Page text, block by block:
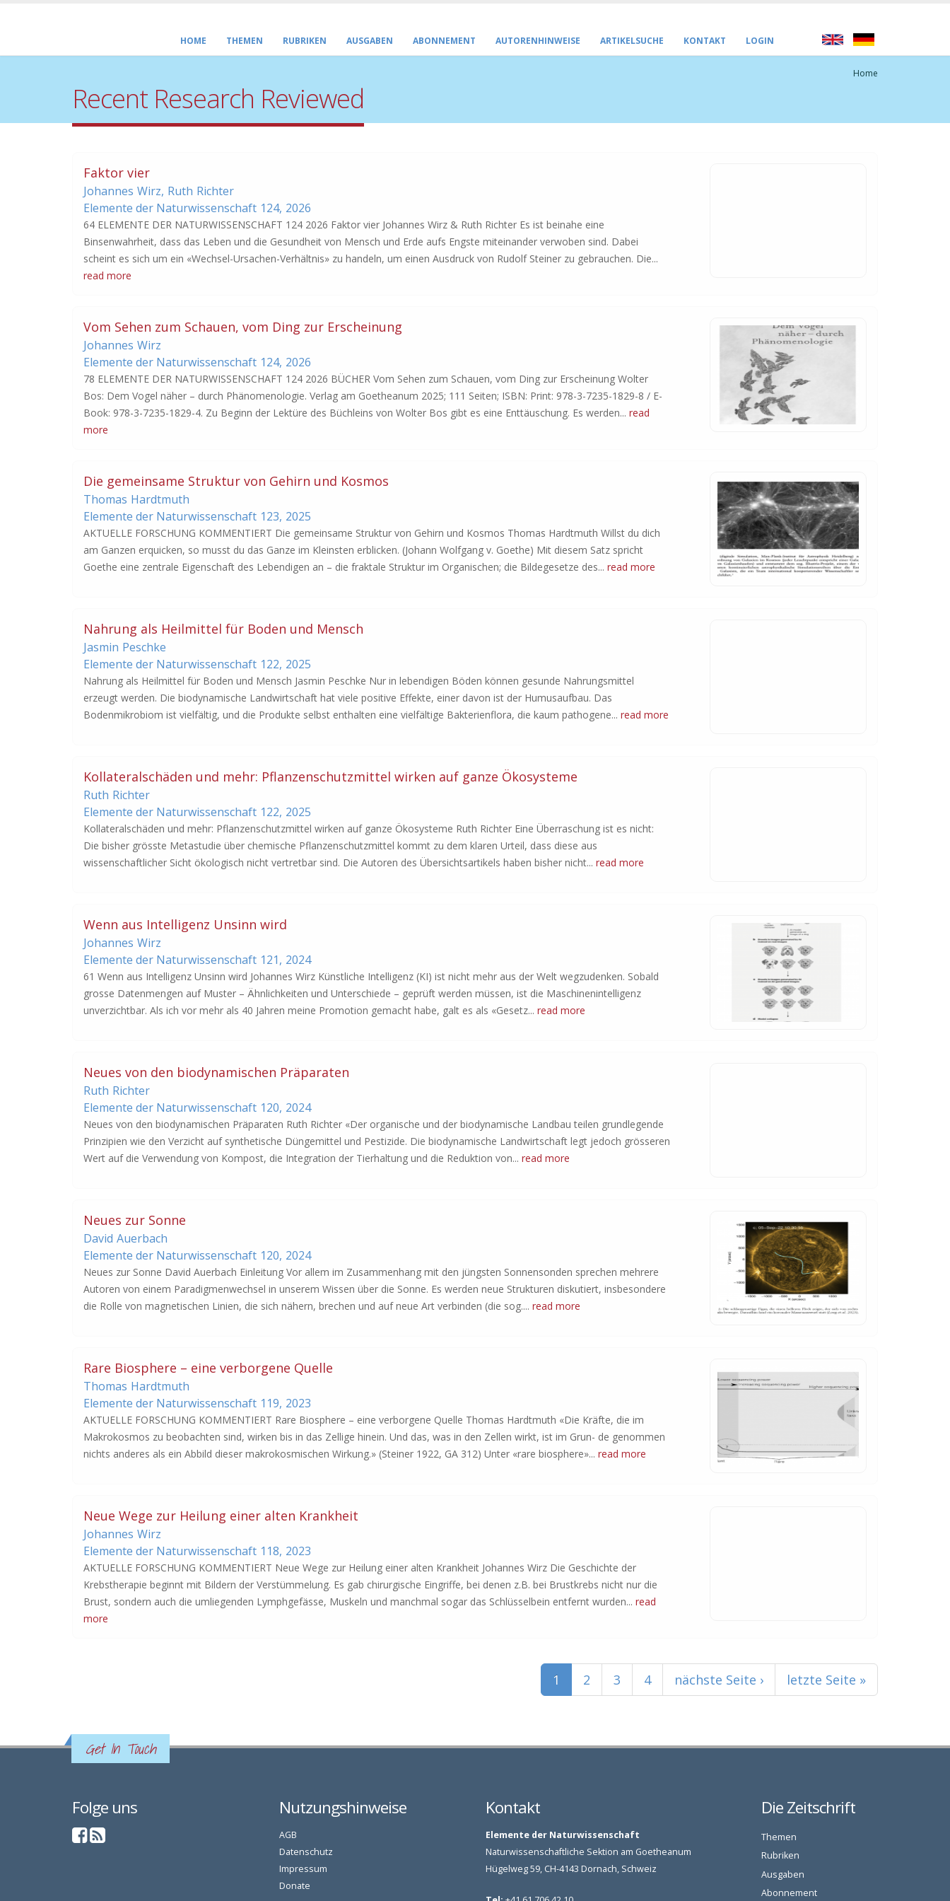
HOME THEMEN RUBRIKEN AUSGABEN ABONNEMENT AUTORENHINWEISE ARTIKELSUCHE KONTAKT LOGIN
Home
Recent Research Reviewed
Faktor vier
Johannes Wirz, Ruth Richter
Elemente der Naturwissenschaft 124, 2026
64 ELEMENTE DER NATURWISSENSCHAFT 124 2026 Faktor vier Johannes Wirz & Ruth Richter Es ist beinahe eine
Binsenwahrheit, dass das Leben und die Gesundheit von Mensch und Erde aufs Engste miteinander verwoben sind. Dabei
scheint es sich um ein «Wechsel-Ursachen-Verhältnis» zu handeln, um einen Ausdruck von Rudolf Steiner zu gebrauchen. Die...
read more
Vom Sehen zum Schauen, vom Ding zur Erscheinung
Johannes Wirz
Elemente der Naturwissenschaft 124, 2026
78 ELEMENTE DER NATURWISSENSCHAFT 124 2026 BÜCHER Vom Sehen zum Schauen, vom Ding zur Erscheinung Wolter
Bos: Dem Vogel näher – durch Phänomenologie. Verlag am Goetheanum 2025; 111 Seiten; ISBN: Print: 978-3-7235-1829-8 / E-
Book: 978-3-7235-1829-4. Zu Beginn der Lektüre des Büchleins von Wolter Bos gibt es eine Enttäuschung. Es werden... read
more
Die gemeinsame Struktur von Gehirn und Kosmos
Thomas Hardtmuth
Elemente der Naturwissenschaft 123, 2025
AKTUELLE FORSCHUNG KOMMENTIERT Die gemeinsame Struktur von Gehirn und Kosmos Thomas Hardtmuth Willst du dich
am Ganzen erquicken, so musst du das Ganze im Kleinsten erblicken. (Johann Wolfgang v. Goethe) Mit diesem Satz spricht
Goethe eine zentrale Eigenschaft des Lebendigen an – die fraktale Struktur im Organischen; die Bildegesetze des... read more
Nahrung als Heilmittel für Boden und Mensch
Jasmin Peschke
Elemente der Naturwissenschaft 122, 2025
Nahrung als Heilmittel für Boden und Mensch Jasmin Peschke Nur in lebendigen Böden können gesunde Nahrungsmittel
erzeugt werden. Die biodynamische Landwirtschaft hat viele positive Effekte, einer davon ist der Humusaufbau. Das
Bodenmikrobiom ist vielfältig, und die Produkte selbst enthalten eine vielfältige Bakterienflora, die kaum pathogene... read more
Kollateralschäden und mehr: Pflanzenschutzmittel wirken auf ganze Ökosysteme
Ruth Richter
Elemente der Naturwissenschaft 122, 2025
Kollateralschäden und mehr: Pflanzenschutzmittel wirken auf ganze Ökosysteme Ruth Richter Eine Überraschung ist es nicht:
Die bisher grösste Metastudie über chemische Pflanzenschutzmittel kommt zu dem klaren Urteil, dass diese aus
wissenschaftlicher Sicht ökologisch nicht vertretbar sind. Die Autoren des Übersichtsartikels haben bisher nicht... read more
Wenn aus Intelligenz Unsinn wird
Johannes Wirz
Elemente der Naturwissenschaft 121, 2024
61 Wenn aus Intelligenz Unsinn wird Johannes Wirz Künstliche Intelligenz (KI) ist nicht mehr aus der Welt wegzudenken. Sobald
grosse Datenmengen auf Muster – Ähnlichkeiten und Unterschiede – geprüft werden müssen, ist die Maschinenintelligenz
unverzichtbar. Als ich vor mehr als 40 Jahren meine Promotion gemacht habe, galt es als «Gesetz... read more
Neues von den biodynamischen Präparaten
Ruth Richter
Elemente der Naturwissenschaft 120, 2024
Neues von den biodynamischen Präparaten Ruth Richter «Der organische und der biodynamische Landbau teilen grundlegende
Prinzipien wie den Verzicht auf synthetische Düngemittel und Pestizide. Die biodynamische Landwirtschaft legt jedoch grösseren
Wert auf die Verwendung von Kompost, die Integration der Tierhaltung und die Reduktion von... read more
Neues zur Sonne
David Auerbach
Elemente der Naturwissenschaft 120, 2024
Neues zur Sonne David Auerbach Einleitung Vor allem im Zusammenhang mit den jüngsten Sonnensonden sprechen mehrere
Autoren von einem Paradigmenwechsel in unserem Wissen über die Sonne. Es werden neue Strukturen diskutiert, insbesondere
die Rolle von magnetischen Linien, die sich nähern, brechen und auf neue Art verbinden (die sog.... read more
Rare Biosphere – eine verborgene Quelle
Thomas Hardtmuth
Elemente der Naturwissenschaft 119, 2023
AKTUELLE FORSCHUNG KOMMENTIERT Rare Biosphere – eine verborgene Quelle Thomas Hardtmuth «Die Kräfte, die im
Makrokosmos zu beobachten sind, wirken bis in das Zellige hinein. Und das, was in den Zellen wirkt, ist im Grun- de genommen
nichts anderes als ein Abbild dieser makrokosmischen Wirkung.» (Steiner 1922, GA 312) Unter «rare biosphere»... read more
Neue Wege zur Heilung einer alten Krankheit
Johannes Wirz
Elemente der Naturwissenschaft 118, 2023
AKTUELLE FORSCHUNG KOMMENTIERT Neue Wege zur Heilung einer alten Krankheit Johannes Wirz Die Geschichte der
Krebstherapie beginnt mit Bildern der Verstümmelung. Es gab chirurgische Eingriffe, bei denen z.B. bei Brustkrebs nicht nur die
Brust, sondern auch die umliegenden Lymphgefässe, Muskeln und manchmal sogar das Schlüsselbein entfernt wurden... read
more
1 2 3 4 nächste Seite › letzte Seite »
Get In Touch
Folge uns Nutzungshinweise
AGB
Datenschutz
Impressum
Donate
Kontakt
Elemente der Naturwissenschaft
Naturwissenschaftliche Sektion am Goetheanum
Hügelweg 59, CH-4143 Dornach, Schweiz
Die Zeitschrift
Themen
Rubriken
Ausgaben
Abonnement